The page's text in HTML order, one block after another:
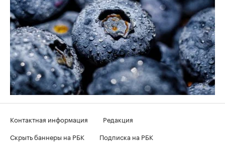
Контактная информация
Редакция
Скрыть баннеры на РБК
Подписка на РБК